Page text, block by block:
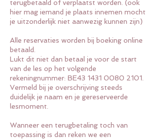
terugbetaald of verplaatst worden. (ook
hier mag iemand je plaats innemen mocht
je uitzonderlijk niet aanwezig kunnen zijn)
Alle reservaties worden bij boeking online
betaald.
Lukt dit niet dan betaal je voor de start
van de les op het volgende
rekeningnummer: BE43 1431 0080 2101.
Vermeld bij je overschrijving steeds
duidelijk je naam en je gereserveerde
lesmoment.
Wanneer een terugbetaling toch van
toepassing is dan reken we een